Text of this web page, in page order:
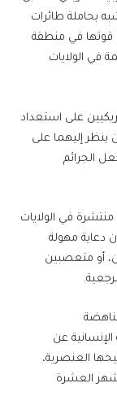
بحاملة طائرات
قوتها في منطقة
في الولايات
على استعداد
ينظر إليهما على
الجرائم
في الولايات
دعاية مهولة
أو متعصبين
عن
العنصرية،
العشرة